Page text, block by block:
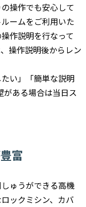
操作でも安心して
ームをご利用いた
作説明を行なって
操作説明後からレン
い」「簡単な説明
がある場合は当日ス
富
ゅうができる高機
ックミシン、カバ